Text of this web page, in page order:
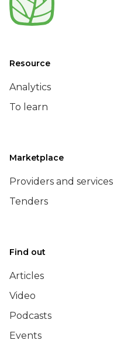
Resource
Analytics
To learn
Marketplace
Providers and services
Tenders
Find out
Articles
Video
Podcasts
Events